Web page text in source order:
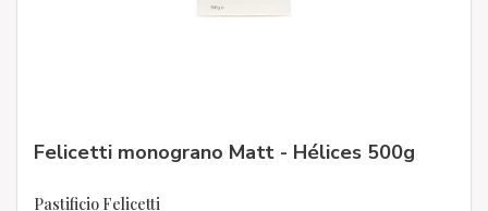
Felicetti monograno Matt - Hélices 500g
Pastificio Felicetti